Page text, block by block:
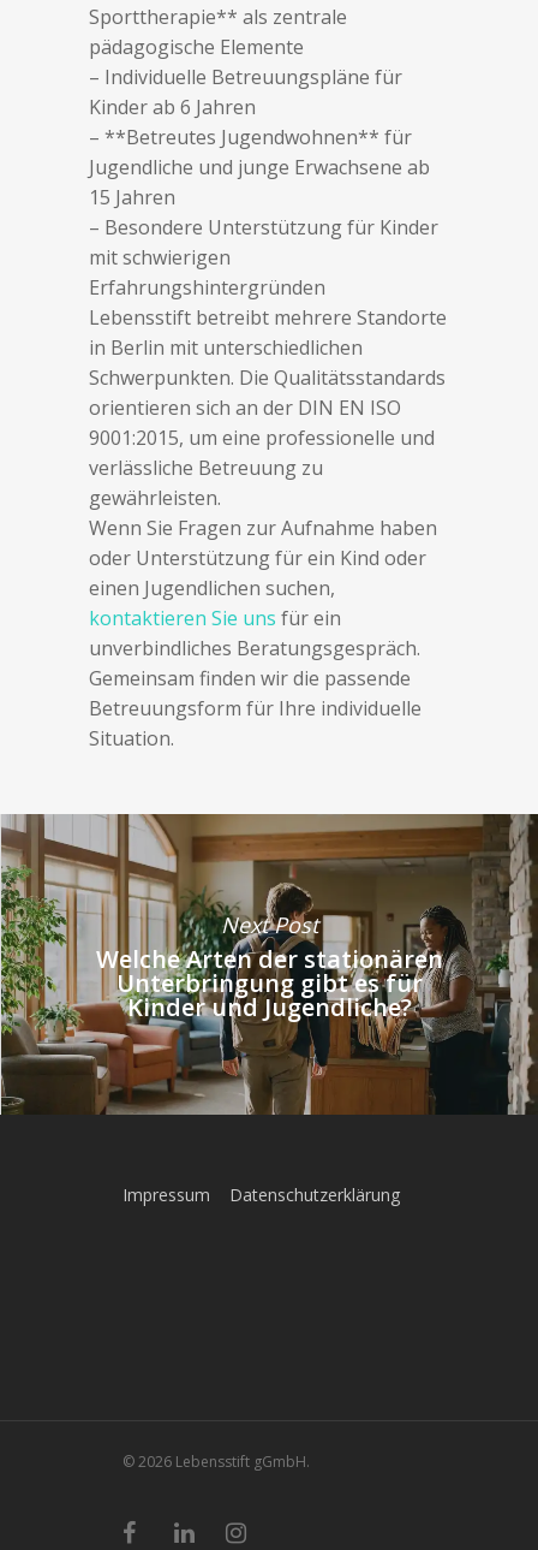
Sporttherapie** als zentrale
pädagogische Elemente
– Individuelle Betreuungspläne für
Kinder ab 6 Jahren
– **Betreutes Jugendwohnen** für
Jugendliche und junge Erwachsene ab
15 Jahren
– Besondere Unterstützung für Kinder
mit schwierigen
Erfahrungshintergründen
Lebensstift betreibt mehrere Standorte
in Berlin mit unterschiedlichen
Schwerpunkten. Die Qualitätsstandards
orientieren sich an der DIN EN ISO
9001:2015, um eine professionelle und
verlässliche Betreuung zu
gewährleisten.
Wenn Sie Fragen zur Aufnahme haben
oder Unterstützung für ein Kind oder
einen Jugendlichen suchen,
kontaktieren Sie uns für ein
unverbindliches Beratungsgespräch.
Gemeinsam finden wir die passende
Betreuungsform für Ihre individuelle
Situation.
Next Post
Welche Arten der stationären
Unterbringung gibt es für
Kinder und Jugendliche?
Impressum Datenschutzerklärung
© 2026 Lebensstift gGmbH.